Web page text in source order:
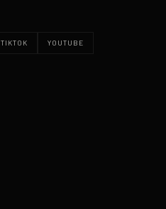
TIKTOK YOUTUBE